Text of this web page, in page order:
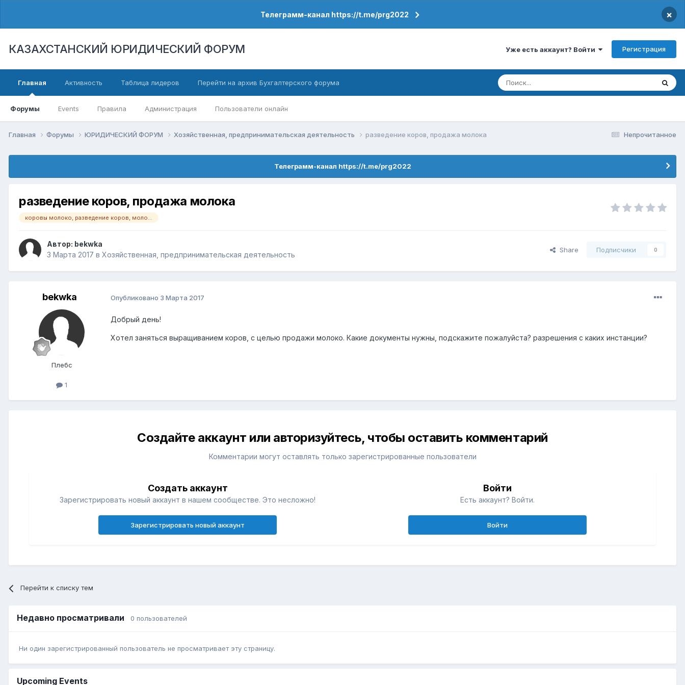
Телеграмм-канал https://t.me/prg2022 ×
КАЗАХСТАНСКИЙ ЮРИДИЧЕСКИЙ ФОРУМ Уже есть аккаунт? Войти Регистрация
Главная
Форумы Events Правила Администрация Пользователи онлайн
Активность Таблица лидеров Перейти на архив Бухгалтерского форума
Непрочитанное
Главная Форумы ЮРИДИЧЕСКИЙ ФОРУМ Хозяйственная, предпринимательская деятельность разведение коров, продажа молока
Телеграмм-канал https://t.me/prg2022
разведение коров, продажа молока
коровы молоко, разведение коров, молочные продукты,
Автор: bekwka
3 Марта 2017 в Хозяйственная, предпринимательская деятельность
Share Подписчики 0
bekwka
Плебс
1
Опубликовано 3 Марта 2017
Добрый день!
Хотел заняться выращиванием коров, с целью продажи молоко. Какие документы нужны, подскажите пожалуйста? разрешения с каких инстанции?
Создайте аккаунт или авторизуйтесь, чтобы оставить комментарий
Комментарии могут оставлять только зарегистрированные пользователи
Создать аккаунт
Зарегистрировать новый аккаунт в нашем сообществе. Это несложно!
Зарегистрировать новый аккаунт
Войти
Есть аккаунт? Войти.
Войти
Перейти к списку тем
Недавно просматривали 0 пользователей
Ни один зарегистрированный пользователь не просматривает эту страницу.
Upcoming Events